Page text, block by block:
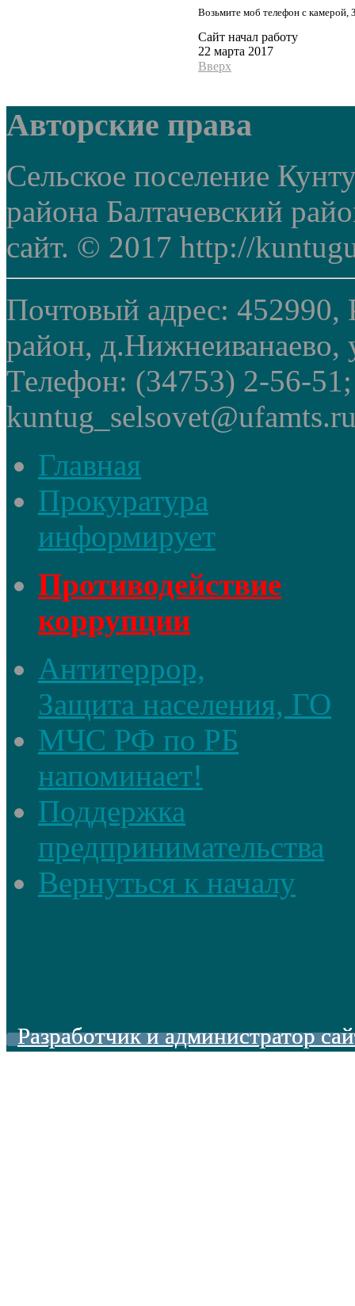
Возьмите моб телефон с камерой,
Сайт начал работу
22 марта 2017
Вверх
Авторские права
Сельское поселение
района Балтачевский
сайт. © 2017 http://
Почтовый адрес: 452990,
район, д.Нижнеиванаево,
Телефон: (34753) 2-56-
Главная
Прокуратура
информирует
Противодействие
коррупции
Антитеррор,
Защита населения, ГО
МЧС РФ по РБ
напоминает!
Поддержка
предпринимательства
Вернуться к началу
Разработчик и администратор